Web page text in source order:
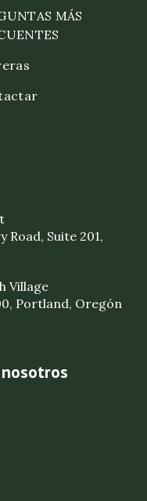
MÁS
Road, Suite 201,
Village
Portland, Oregón